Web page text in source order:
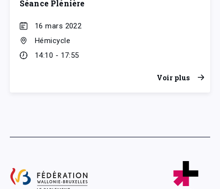
Séance Plénière
16 mars 2022
Hémicycle
14:10 - 17:55
Voir plus